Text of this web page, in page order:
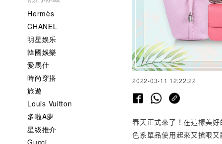
Hermès
CHANEL
明星娱乐
韓國娛樂
愛馬仕
時尚穿搭
旅遊
Louis Vuitton
多啦A夢
星级推介
Gucci
2022-03-11 12:22:22
春天正式來了！在這樣美
色系單品使用起來又搶眼又